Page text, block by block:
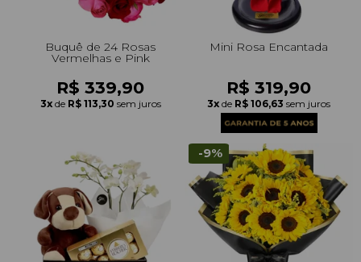
Buquê de 24 Rosas
Vermelhas e Pink
R$ 339,90
3x de R$ 113,30 sem juros
Mini Rosa Encantada
R$ 319,90
3x de R$ 106,63 sem juros
-9%